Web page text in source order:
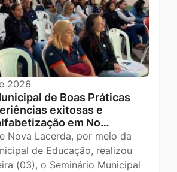
2026
de Boas Práticas
exitosas e
em No…
Nova Lacerda, por meio da
de Educação, realizou
(03), o Seminário Municipal